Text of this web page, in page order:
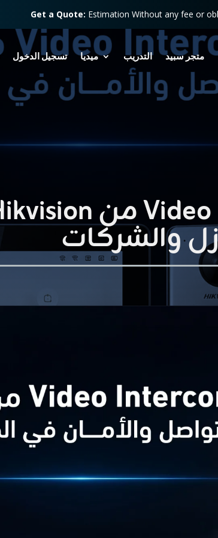
Get a Quote: Estimation Without any fee or
متجر سبيد التدريب ميديا تسجيل الدخول
والشركات